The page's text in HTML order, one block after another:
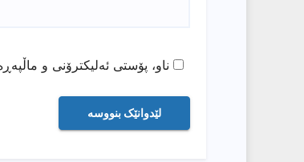
ناو، پۆستی ئەلیکترۆنی و